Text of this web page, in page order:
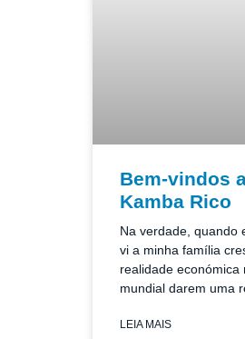
Bem-vindos
Kamba Rico
Na verdade, quando
vi a minha família
realidade económica
mundial darem uma
LEIA MAIS